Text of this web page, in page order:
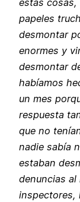
estas cosas,
papeles
desmontar
enormes y
desmontar
habíamos
un mes
respuesta
que no
nadie sabía
estaban
denuncias
inspectores,